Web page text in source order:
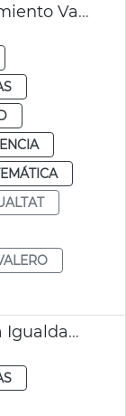
campaña día orgullo Ayuntamiento València
Convocatoria Premios para la Igualdad Ayuntamiento València 2025